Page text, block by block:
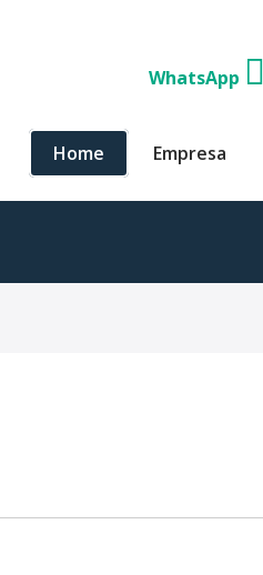
WhatsApp
Home Empresa